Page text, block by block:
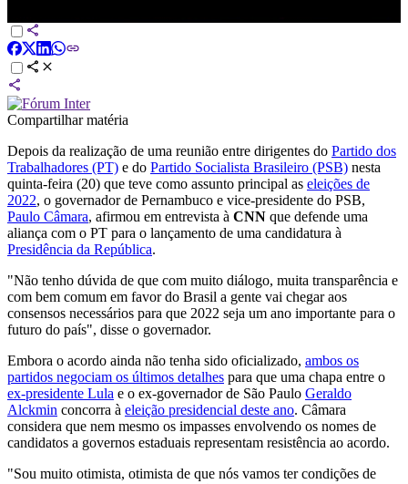
Compartilhar matéria
Depois da realização de uma reunião entre dirigentes do Partido dos
Trabalhadores (PT) e do Partido Socialista Brasileiro (PSB) nesta
quinta-feira (20) que teve como assunto principal as eleições de
2022, o governador de Pernambuco e vice-presidente do PSB,
Paulo Câmara, afirmou em entrevista à CNN que defende uma
aliança com o PT para o lançamento de uma candidatura à
Presidência da República.
"Não tenho dúvida de que com muito diálogo, muita transparência e
com bem comum em favor do Brasil a gente vai chegar aos
consensos necessários para que 2022 seja um ano importante para o
futuro do país", disse o governador.
Embora o acordo ainda não tenha sido oficializado, ambos os
partidos negociam os últimos detalhes para que uma chapa entre o
ex-presidente Lula e o ex-governador de São Paulo Geraldo
Alckmin concorra à eleição presidencial deste ano. Câmara
considera que nem mesmo os impasses envolvendo os nomes de
candidatos a governos estaduais representam resistência ao acordo.
"Sou muito otimista, otimista de que nós vamos ter condições de